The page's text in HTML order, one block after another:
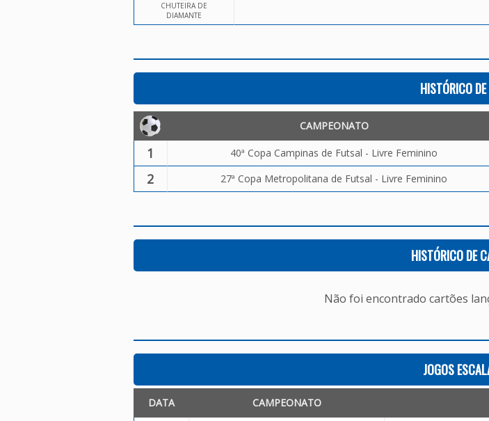
CHUTEIRA DE
DIAMANTE
HISTÓRICO
CAMPEONATO
1 40ª Copa Campinas de Futsal - Livre Feminino
2 27ª Copa Metropolitana de Futsal - Livre Feminino
HISTÓRICO DE
Não foi encontrado cartões
JOGOS
DATA CAMPEONATO